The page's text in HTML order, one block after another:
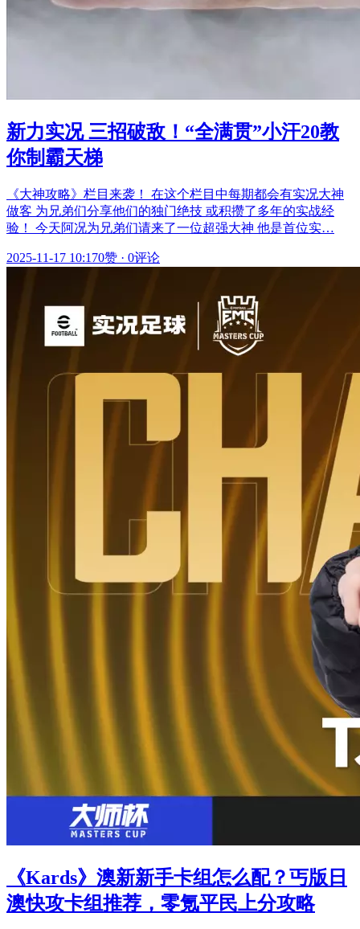
新力实况 三招破敌！“全满贯”小汗20教
你制霸天梯
《大神攻略》栏目来袭！ 在这个栏目中每期都会有实况大神
做客 为兄弟们分享他们的独门绝技 或积攒了多年的实战经
验！ 今天阿况为兄弟们请来了一位超强大神 他是首位实…
2025-11-17 10:170赞 · 0评论
《Kards》澳新新手卡组怎么配？丐版日
澳快攻卡组推荐，零氪平民上分攻略